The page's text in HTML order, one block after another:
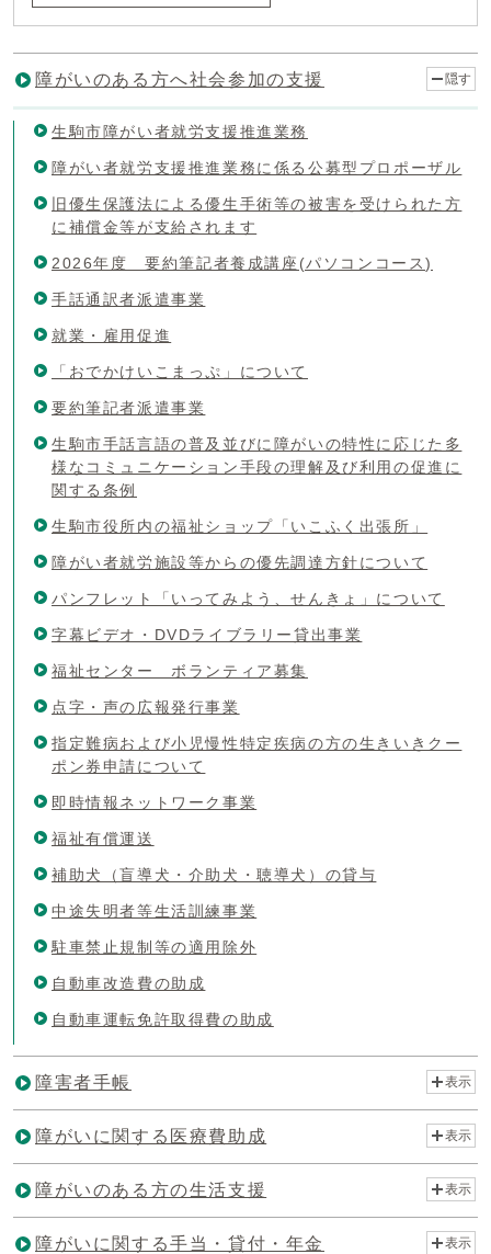
障がいのある方へ社会参加の支援 隠す
生駒市障がい者就労支援推進業務
障がい者就労支援推進業務に係る公募型プロポーザル
旧優生保護法による優生手術等の被害を受けられた方
に補償金等が支給されます
2026年度 要約筆記者養成講座(パソコンコース)
手話通訳者派遣事業
就業・雇用促進
「おでかけいこまっぷ」について
要約筆記者派遣事業
生駒市手話言語の普及並びに障がいの特性に応じた多
様なコミュニケーション手段の理解及び利用の促進に
関する条例
生駒市役所内の福祉ショップ「いこふく出張所」
障がい者就労施設等からの優先調達方針について
パンフレット「いってみよう、せんきょ」について
字幕ビデオ・DVDライブラリー貸出事業
福祉センター ボランティア募集
点字・声の広報発行事業
指定難病および小児慢性特定疾病の方の生きいきクー
ポン券申請について
即時情報ネットワーク事業
福祉有償運送
補助犬（盲導犬・介助犬・聴導犬）の貸与
中途失明者等生活訓練事業
駐車禁止規制等の適用除外
自動車改造費の助成
自動車運転免許取得費の助成
障害者手帳 表示
障がいに関する医療費助成 表示
障がいのある方の生活支援 表示
障がいに関する手当・貸付・年金 表示